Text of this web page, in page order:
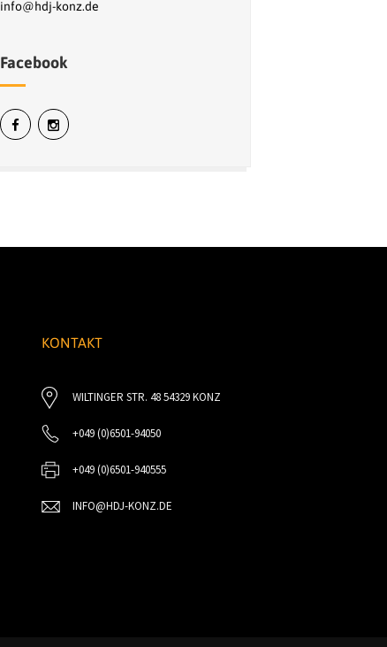
info@hdj-konz.de
Facebook
KONTAKT
WILTINGER STR. 48 54329 KONZ
+049 (0)6501-94050
+049 (0)6501-940555
INFO@HDJ-KONZ.DE